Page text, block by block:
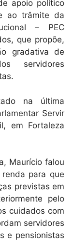
apoio político
ao trâmite da
– PEC
que propõe,
gradativa de
servidores
na última
Servir
em Fortaleza
Maurício falou
para que
previstas em
pelo
cuidados com
servidores
e pensionistas